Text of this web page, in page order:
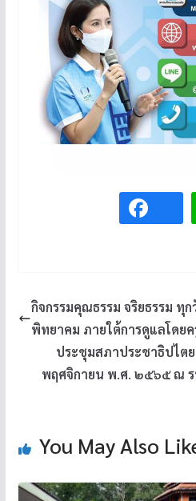
กิจกรรมคุณธรรม จริยธรรม ทุ
พิทยาคม ภายใต้การดูแลโดย
ประชุมสภาประชาธิปไต
พฤศจิกายน พ.ศ. ๒๕๖๕ ณ
You May Also